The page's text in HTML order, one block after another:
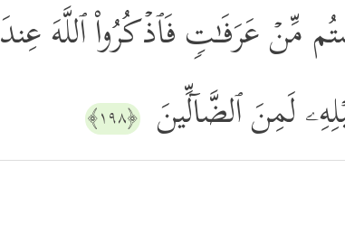
مِّنۡ عَرَفَـٰتࣲ فَٱذۡكُرُواْ ٱللَّهَ عِندَ
لَمِنَ ٱلضَّاۤلِّینَ ﴿١٩٨﴾